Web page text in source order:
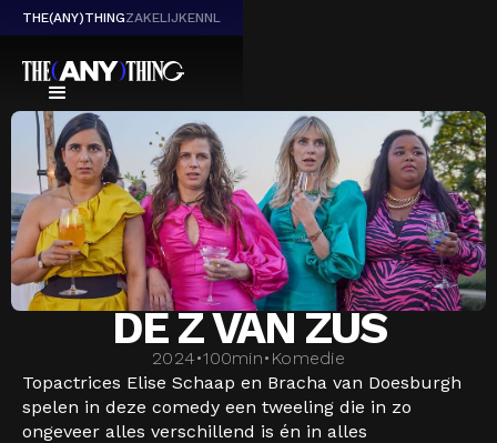
THE(ANY)THINGZAKELIJKENNL
DE Z VAN ZUS
2024•100min• Komedie
Topactrices Elise Schaap en Bracha van Doesburgh
spelen in deze comedy een tweeling die in zo
ongeveer alles verschillend is én in alles